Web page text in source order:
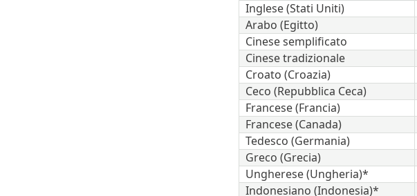
Inglese (Stati Uniti)
Arabo (Egitto)
Cinese semplificato
Cinese tradizionale
Croato (Croazia)
Ceco (Repubblica Ceca)
Francese (Francia)
Francese (Canada)
Tedesco (Germania)
Greco (Grecia)
Ungherese (Ungheria)*
Indonesiano (Indonesia)*